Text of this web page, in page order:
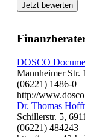
Jetzt bewerten
DOSCO
Mannheimer Str.
(06221) 1486-0
http://
Dr. Thomas
Schillerstr. 5,
(06221) 484243